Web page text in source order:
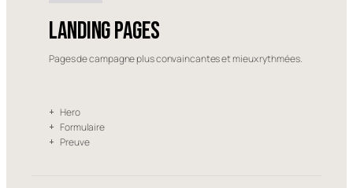
Landing pages
Pages de campagne plus convaincantes et mieux rythmées.
+ Hero
+ Formulaire
+ Preuve